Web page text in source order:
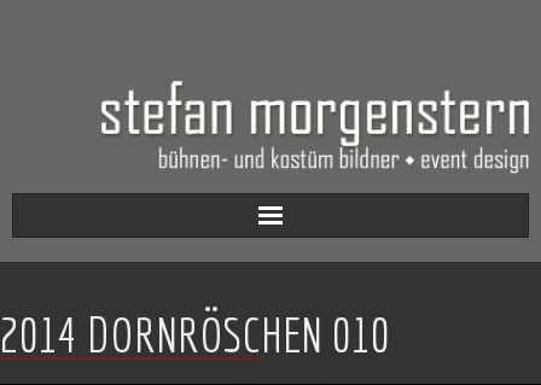
Aktuell
Werkverzeichnis
2014 DORNRÖSCHEN 010